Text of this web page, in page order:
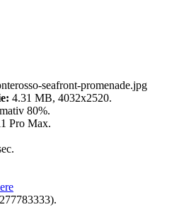
seafront-promenade.jpg
4.31 MB, 4032x2520.
80%.
Pro Max.